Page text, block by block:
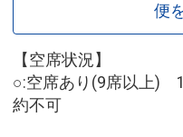
便
【空席状況】
○:空席あり(9席以上)
約不可